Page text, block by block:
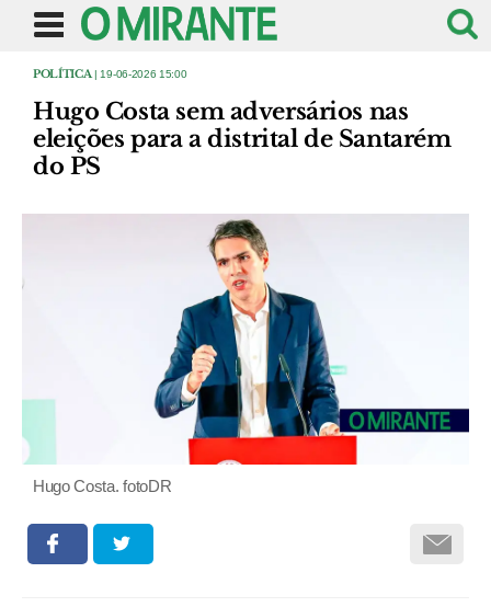
POLÍTICA | 19-06-2026 15:00
Hugo Costa sem adversários nas
eleições para a distrital de Santarém
do PS
Hugo Costa. fotoDR